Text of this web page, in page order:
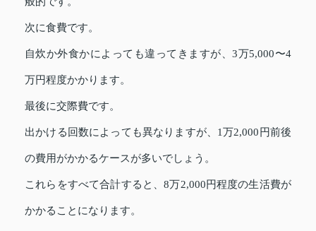
次に食費です。
自炊か外食かによっても違ってきますが、3万5,000〜4
万円程度かかります。
最後に交際費です。
出かける回数によっても異なりますが、1万2,000円前後
の費用がかかるケースが多いでしょう。
これらをすべて合計すると、8万2,000円程度の生活費が
かかることになります。